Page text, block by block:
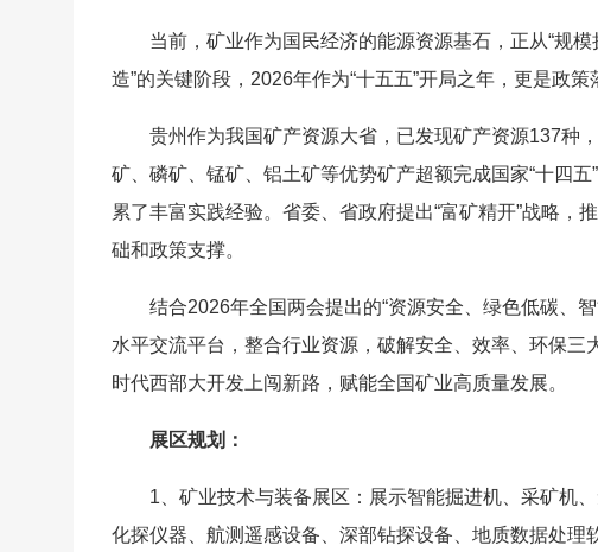
当前，矿业作为国民经济的能源资源基石，正从“规模
造”的关键阶段，2026年作为“十五五”开局之年，更是政
贵州作为我国矿产资源大省，已发现矿产资源137种
矿、磷矿、锰矿、铝土矿等优势矿产超额完成国家“十四
累了丰富实践经验。省委、省政府提出“富矿精开”战略
础和政策支撑。
结合2026年全国两会提出的“资源安全、绿色低碳、
水平交流平台，整合行业资源，破解安全、效率、环保
时代西部大开发上闯新路，赋能全国矿业高质量发展。
展区规划：
1、矿业技术与装备展区：展示智能掘进机、采矿机
化探仪器、航测遥感设备、深部钻探设备、地质数据处